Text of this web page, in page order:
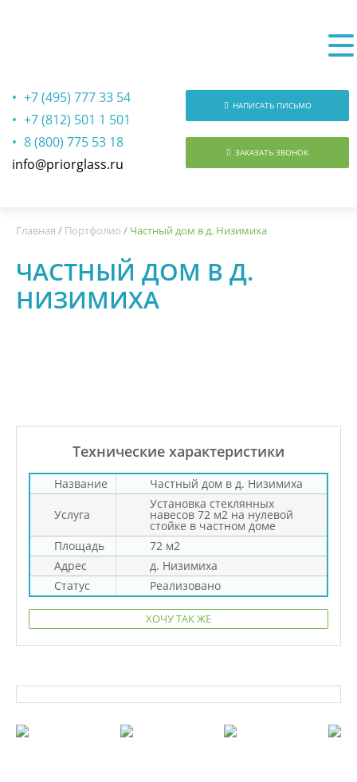
+7 (495) 777 33 54
+7 (812) 501 1 501
8 (800) 775 53 18
info@priorglass.ru
НАПИСАТЬ ПИСЬМО
ЗАКАЗАТЬ ЗВОНОК
Главная / Портфолио / Частный дом в д. Низимиха
ЧАСТНЫЙ ДОМ В Д.
НИЗИМИХА
Технические характеристики
Название Частный дом в д. Низимиха
Услуга
Установка стеклянных
навесов 72 м2 на нулевой
стойке в частном доме
Площадь
72 м2
Адрес
д. Низимиха
Статус
Реализовано
ХОЧУ ТАК ЖЕ